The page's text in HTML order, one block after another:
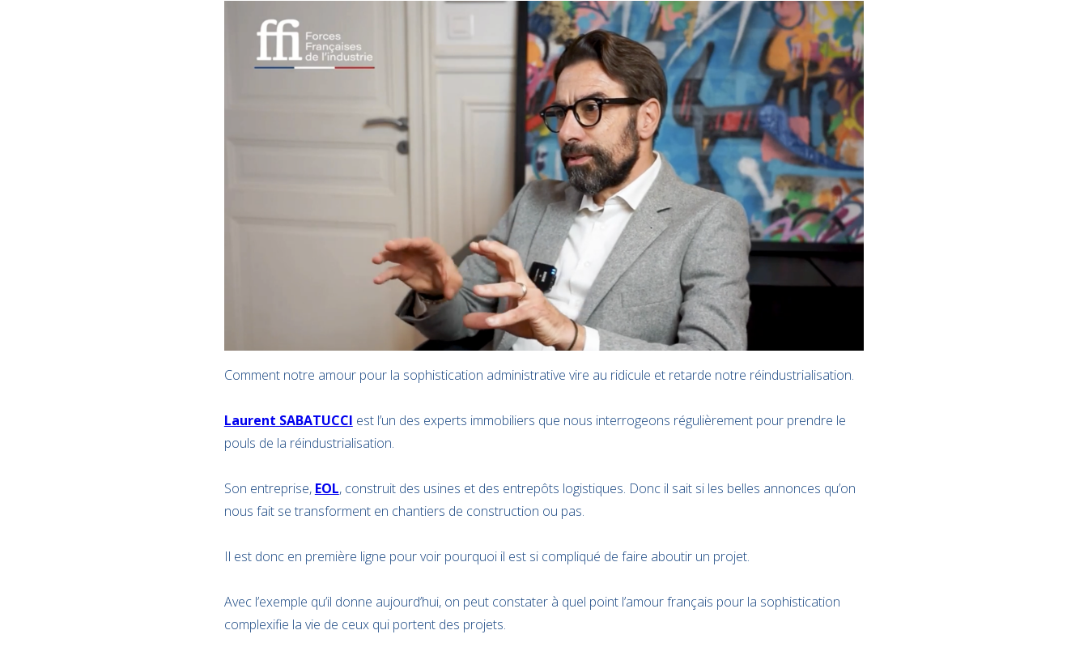
Comment notre amour pour la sophistication administrative vire au ridicule et retarde notre réindustrialisation.
Laurent SABATUCCI est l’un des experts immobiliers que nous interrogeons régulièrement pour prendre le
pouls de la réindustrialisation.
Son entreprise, EOL, construit des usines et des entrepôts logistiques. Donc il sait si les belles annonces qu’on
nous fait se transforment en chantiers de construction ou pas.
Il est donc en première ligne pour voir pourquoi il est si compliqué de faire aboutir un projet.
Avec l’exemple qu’il donne aujourd’hui, on peut constater à quel point l’amour français pour la sophistication
complexifie la vie de ceux qui portent des projets.